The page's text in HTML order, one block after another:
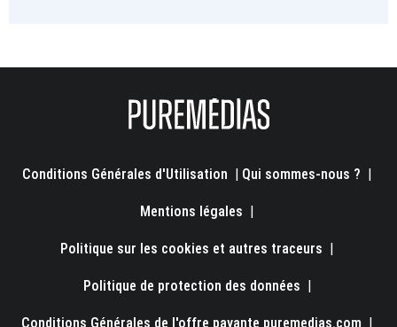
Conditions Générales d'Utilisation | Qui sommes-nous ? |
Mentions légales |
Politique sur les cookies et autres traceurs |
Politique de protection des données |
Conditions Générales de l'offre payante puremedias.com |